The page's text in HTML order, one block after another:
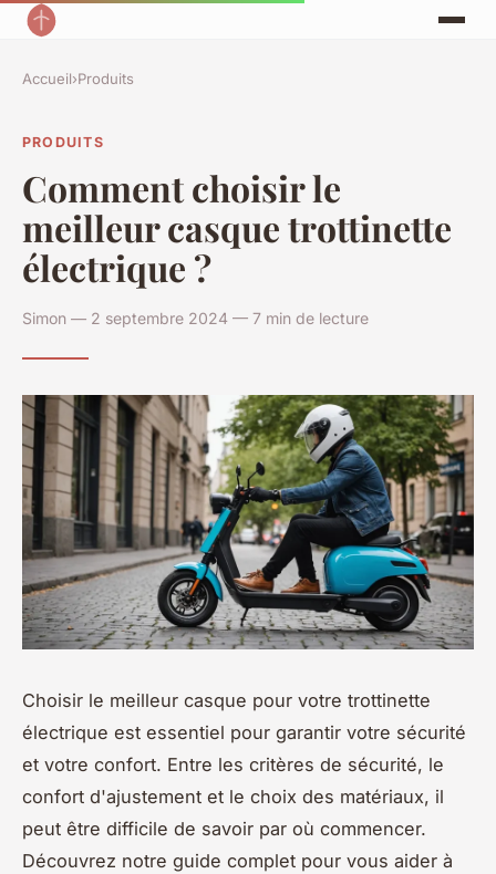
Accueil›Produits
PRODUITS
Comment choisir le
meilleur casque trottinette
électrique ?
Simon — 2 septembre 2024 — 7 min de lecture
Choisir le meilleur casque pour votre trottinette
électrique est essentiel pour garantir votre sécurité
et votre confort. Entre les critères de sécurité, le
confort d'ajustement et le choix des matériaux, il
peut être difficile de savoir par où commencer.
Découvrez notre guide complet pour vous aider à